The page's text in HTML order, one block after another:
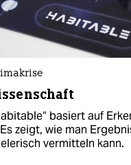
basiert auf
zeigt, wie man
vermitteln kann.